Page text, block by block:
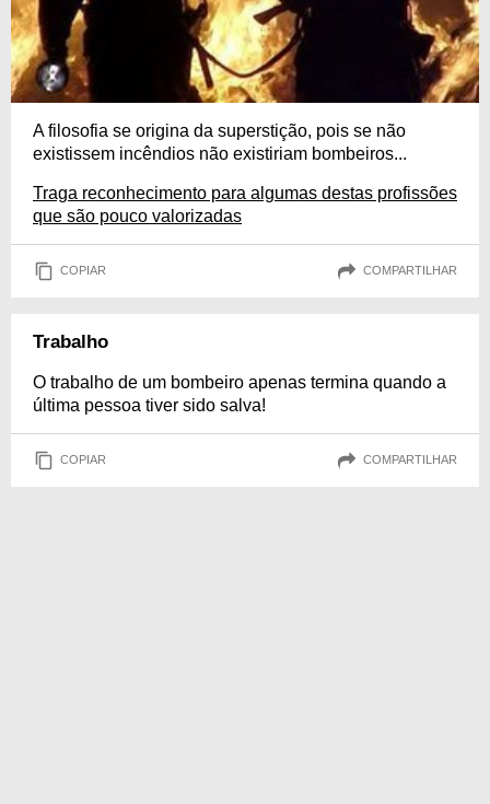
A filosofia se origina da superstição, pois se não
existissem incêndios não existiriam bombeiros...
Traga reconhecimento para algumas destas profissões
que são pouco valorizadas
COPIAR COMPARTILHAR
Trabalho
O trabalho de um bombeiro apenas termina quando a
última pessoa tiver sido salva!
COPIAR COMPARTILHAR